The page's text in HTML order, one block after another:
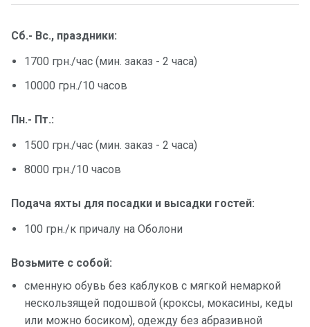
Сб.- Вс., праздники:
1700 грн./час (мин. заказ - 2 часа)
10000 грн./10 часов
Пн.- Пт.:
1500 грн./час (мин. заказ - 2 часа)
8000 грн./10 часов
Подача яхты для посадки и высадки гостей:
100 грн./к причалу на Оболони
Возьмите с собой:
сменную обувь без каблуков с мягкой немаркой
нескользящей подошвой (кроксы, мокасины, кеды
или можно босиком), одежду без абразивной